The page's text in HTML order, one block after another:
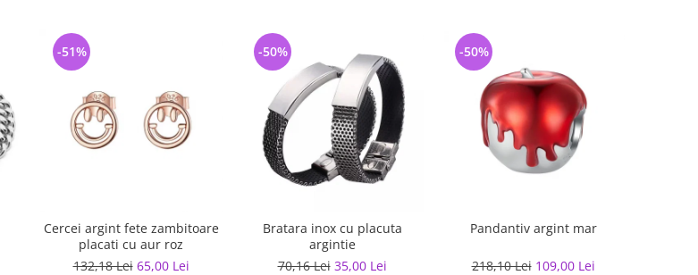
Cercei argint fete zambitoare
placati cu aur roz
132,18 Lei 65,00 Lei
-51%
Bratara inox cu placuta
argintie
70,16 Lei 35,00 Lei
-50%
Pandantiv argint mar
218,10 Lei 109,00 Lei
-50%